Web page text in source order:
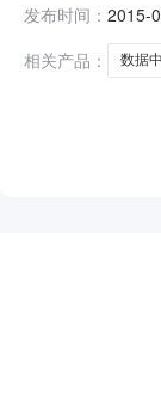
评标
索思
发布时间： 2015-
相关产品：
数据